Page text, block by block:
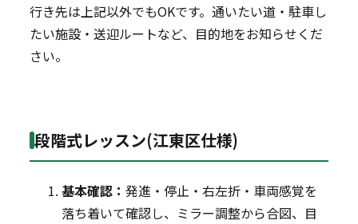
行き先は上記以外でもOKです。通いたい道・駐車し
たい施設・送迎ルートなど、目的地をお知らせくだ
さい。
段階式レッスン(江東区仕様)
基本確認：発進・停止・右左折・車両感覚を
落ち着いて確認し、ミラー調整から合図、目